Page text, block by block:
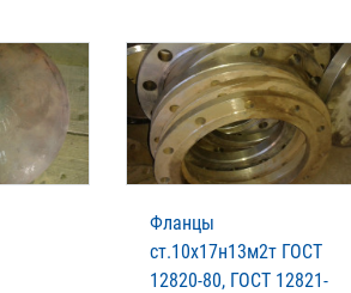
Фланцы
ст.10х17н13м2т ГОСТ
12820-80, ГОСТ 12821-